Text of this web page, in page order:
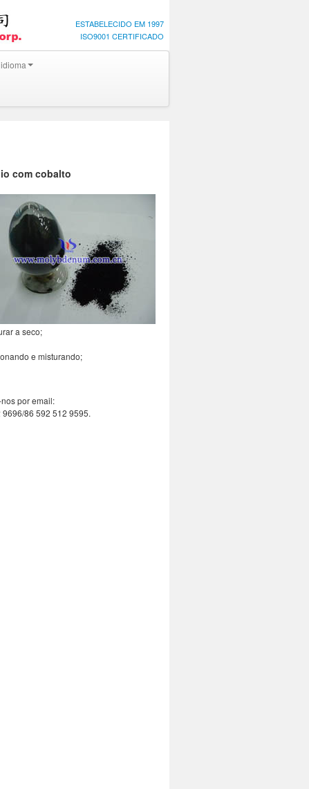
ESTABELECIDO EM 1997
ISO9001 CERTIFICADO
com cobalto
a seco;
e misturando;
por email:
86 592 512 9595.